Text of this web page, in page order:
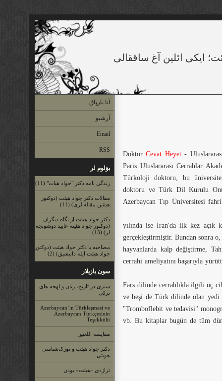
ایكی ائلین آغ ساققالی
DoktorCevat Heyet-
Paris Uluslararası Cerrahlar
Türkoloji doktoru, bu
doktoru ve Türk Dil Kurulu
Azerbaycan Tıp Üniversitesi
1962 yılında ise İran'da ilk kez
gerçekleştirmiştir. Bundan sonra
hayvanlarda kalp değiştirme,
cerrahi ameliyatını başarıyla
Fars dilinde cerrahlıkla ilgili üç
ve beşi de Türk dilinde olan yedi
"Tromboflebit ve tedavisi"
vb. Bu kitaplar bugün de tüm
آنا یارپاق
آرشیو
Email
RSS
بؤلوم لر
زندگی نامه دكتر "جواد هیات" (11)
مقالات دكتر جواد هیئت (دوكتور
هیئتین مقاله لری) (11)
دكتر جواد هیئت از نگاه دیگران
(دوكتور جواد هئیته عایید دوشونجه
لر) (13)
مصاحبه با دكتر جواد هیئت (دوكتور
جواد هیئت ایله دانیشیق) (2)
سون یازیلار
سیری در تاریخ، زبان و لهجه های
ترکی
Azerbaycan’ın Türkleşmesi ve
Azerbaycan Türkçesinin
Teşekkülü
مقایسه اللغتین
دکتر جواد هیئت و تورک‌شناسی
هویتی
تراژدی «هیئت» بودن